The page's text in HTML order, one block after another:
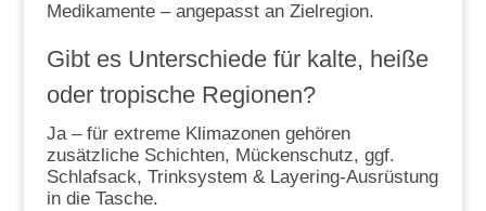
Medikamente – angepasst an Zielregion.
Gibt es Unterschiede für kalte, heiße
oder tropische Regionen?
Ja – für extreme Klimazonen gehören
zusätzliche Schichten, Mückenschutz, ggf.
Schlafsack, Trinksystem & Layering-Ausrüstung
in die Tasche.